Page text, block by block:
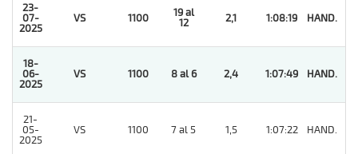
23-
07-
2025
VS 1100
19 al
12
2,1 1:08:19 HAND.
18-
06-
2025
VS 1100 8 al 6 2,4 1:07:49 HAND.
21-
05-
2025
VS 1100 7 al 5 1,5 1:07:22 HAND.